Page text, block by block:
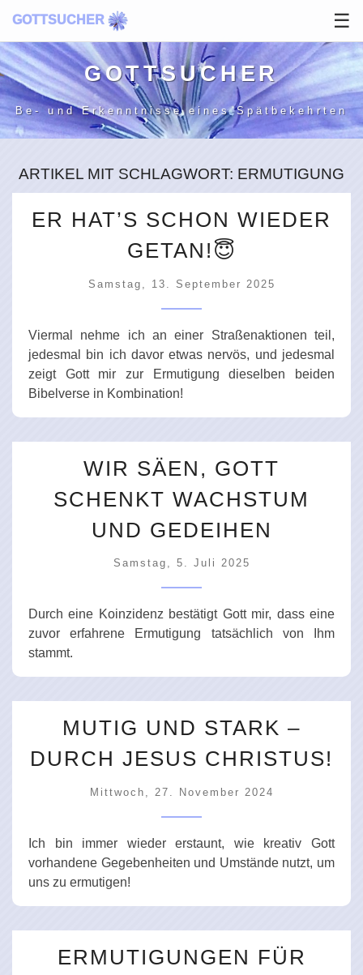
GOTTSUCHER ☰
GOTT­SUCHER
Be- und Erkenntnisse eines Spätbekehrten
ARTIKEL MIT SCHLAGWORT: ERMUTIGUNG
ER HAT’S SCHON WIEDER
GETAN!😇
Samstag, 13. September 2025
Viermal nehme ich an einer Straßenaktionen teil,
jedesmal bin ich davor etwas nervös, und jedesmal
zeigt Gott mir zur Ermutigung dieselben beiden
Bibelverse in Kombination!
WIR SÄEN, GOTT
SCHENKT WACHSTUM
UND GEDEIHEN
Samstag, 5. Juli 2025
Durch eine Koinzidenz bestätigt Gott mir, dass eine
zuvor erfahrene Ermutigung tatsächlich von Ihm
stammt.
MUTIG UND STARK –
DURCH JESUS CHRISTUS!
Mittwoch, 27. November 2024
Ich bin immer wieder erstaunt, wie kreativ Gott
vorhandene Gegebenheiten und Umstände nutzt, um
uns zu ermutigen!
ERMUTIGUNGEN FÜR